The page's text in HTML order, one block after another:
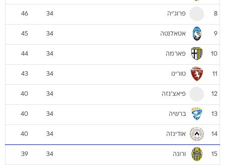
8 פרוג'יה 34
46
9 אטאלנטה 34
45
10 פארמה 34
44
11 טורינו 34
43
12 פיאצ'נזה 34
40
13 ברשיה 34
40
14 אודינזה 34
40
15 ורונה 34
39